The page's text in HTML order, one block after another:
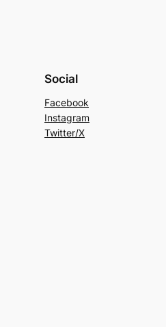
Social
Facebook
Instagram
Twitter/X